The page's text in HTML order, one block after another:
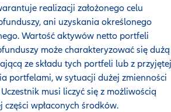
realizacji założonego celu
ani uzyskania określonego
Wartość aktywów netto portfeli
może charakteryzować się dużą
ze składu tych portfeli lub z przyjętej
portfelami, w sytuacji dużej zmienności
musi liczyć się z możliwością
wpłaconych środków.